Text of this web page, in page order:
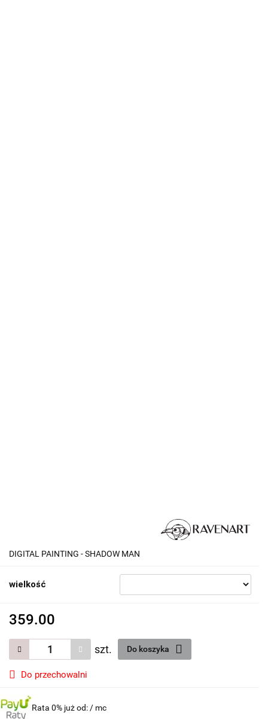
DIGITAL PAINTING - SHADOW MAN
wielkość
359.00
szt. Do koszyka
Do przechowalni
Rata 0% już od:/ mc